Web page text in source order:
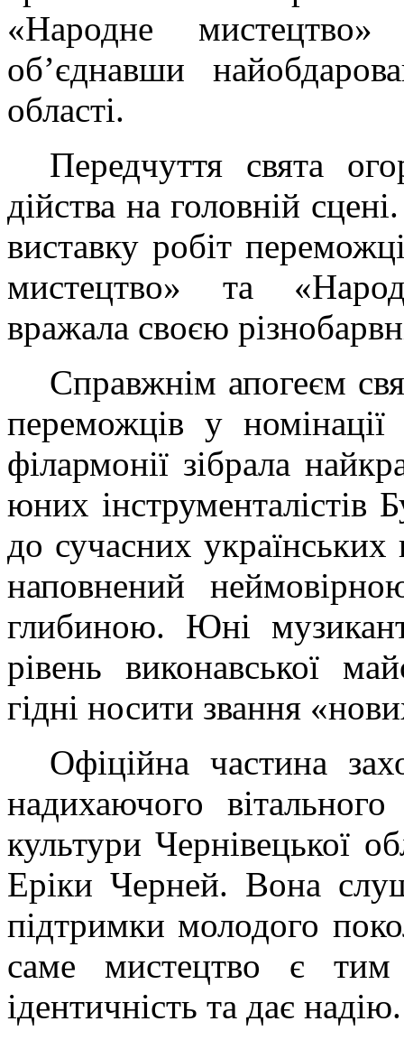
«Народне
об’єднавши
області.
Передчуття свята
дійства на головній
виставку робіт
мистецтво» та
вражала своєю
Справжнім апогеєм
переможців у
філармонії зібрала
юних інструменталістів
до сучасних
наповнений
глибиною. Юні
рівень виконавської
гідні носити звання
Офіційна частина
надихаючого
культури Чернівецької
Еріки Черней. Вона
підтримки молодого
саме мистецтво є тим
ідентичність та дає надію.